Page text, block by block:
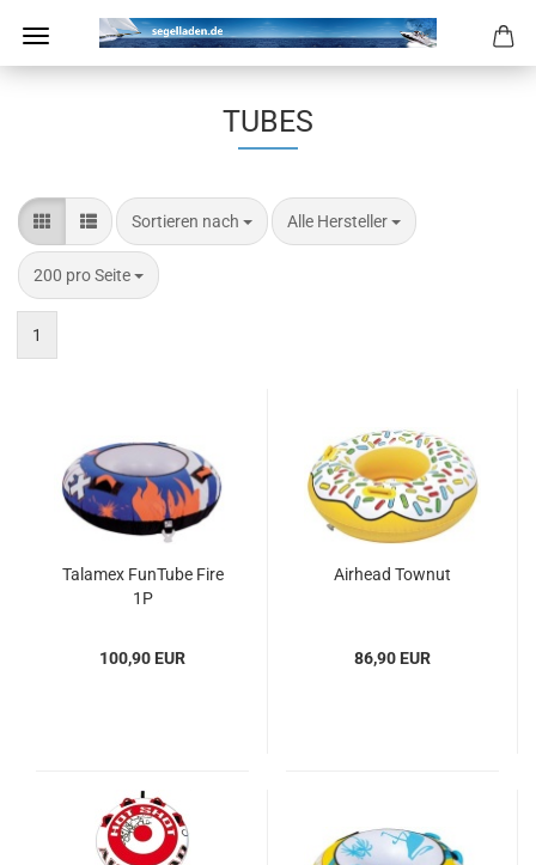
TUBES
Sortieren nach
Sortieren nach Alle Hersteller
pro Seite
200 pro Seite
pro Seite
1
Tal­amex Fun­Tu­be Fire
1P
100,90 EUR
Air­head Tow­nut
86,90 EUR